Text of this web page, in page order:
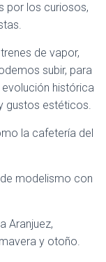
por los curiosos,
de vapor,
subir, para
histórica
gustos estéticos.
la cafetería del
modelismo con
Aranjuez,
y otoño.